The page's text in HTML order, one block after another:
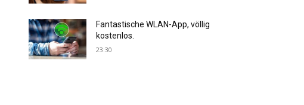
Fantastische WLAN-App, völlig
kostenlos.
23:30